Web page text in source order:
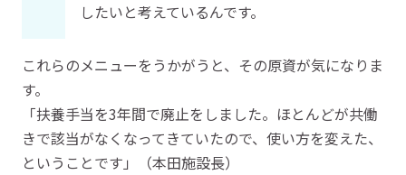
したいと考えているんです。
これらのメニューをうかがうと、その原資が気になりま
す。
「扶養手当を3年間で廃止をしました。ほとんどが共働
きで該当がなくなってきていたので、使い方を変えた、
ということです」（本田施設長）